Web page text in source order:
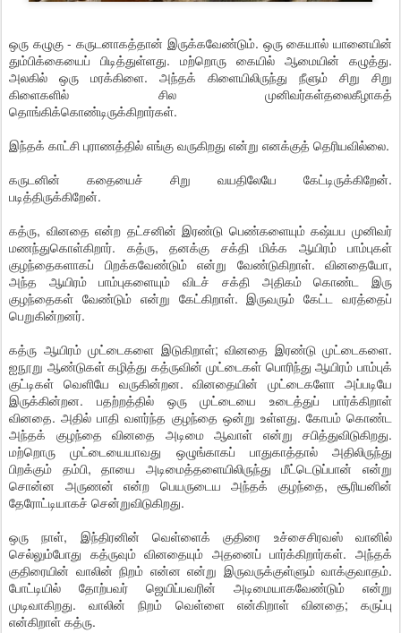
ஒரு கழுகு - கருடனாகத்தான் இருக்கவேண்டும். ஒரு கையால் யானையின்
தும்பிக்கையைப் பிடித்துள்ளது. மற்றொரு கையில் ஆமையின் கழுத்து.
அலகில் ஒரு மரக்கிளை. அந்தக் கிளையிலிருந்து நீளும் சிறு சிறு
கிளைகளில் சில முனிவர்கள்தலைகீழாகத்
தொங்கிக்கொண்டிருக்கிறார்கள்.
இந்தக் காட்சி புராணத்தில் எங்கு வருகிறது என்று எனக்குத் தெரியவில்லை.
கருடனின் கதையைச் சிறு வயதிலேயே கேட்டிருக்கிறேன்.
படித்திருக்கிறேன்.
கத்ரு, வினதை என்ற தட்சனின் இரண்டு பெண்களையும் கஷ்யப முனிவர்
மணந்துகொள்கிறார். கத்ரு, தனக்கு சக்தி மிக்க ஆயிரம் பாம்புகள்
குழந்தைகளாகப் பிறக்கவேண்டும் என்று வேண்டுகிறாள். வினதையோ,
அந்த ஆயிரம் பாம்புகளையும் விடச் சக்தி அதிகம் கொண்ட இரு
குழந்தைகள் வேண்டும் என்று கேட்கிறாள். இருவரும் கேட்ட வரத்தைப்
பெறுகின்றனர்.
கத்ரு ஆயிரம் முட்டைகளை இடுகிறாள்; வினதை இரண்டு முட்டைகளை.
ஐநூறு ஆண்டுகள் கழித்து கத்ருவின் முட்டைகள் பொரிந்து ஆயிரம் பாம்புக்
குட்டிகள் வெளியே வருகின்றன. வினதையின் முட்டைகளோ அப்படியே
இருக்கின்றன. பதற்றத்தில் ஒரு முட்டையை உடைத்துப் பார்க்கிறாள்
வினதை. அதில் பாதி வளர்ந்த குழந்தை ஒன்று உள்ளது. கோபம் கொண்ட
அந்தக் குழந்தை வினதை அடிமை ஆவாள் என்று சபித்துவிடுகிறது.
மற்றொரு முட்டையையாவது ஒழுங்காகப் பாதுகாத்தால் அதிலிருந்து
பிறக்கும் தம்பி, தாயை அடிமைத்தளையிலிருந்து மீட்டெடுப்பான் என்று
சொன்ன அருணன் என்ற பெயருடைய அந்தக் குழந்தை, சூரியனின்
தேரோட்டியாகச் சென்றுவிடுகிறது.
ஒரு நாள், இந்திரனின் வெள்ளைக் குதிரை உச்சைசிரவஸ் வானில்
செல்லும்போது கத்ருவும் வினதையும் அதனைப் பார்க்கிறார்கள். அந்தக்
குதிரையின் வாலின் நிறம் என்ன என்று இருவருக்குள்ளும் வாக்குவாதம்.
போட்டியில் தோற்பவர் ஜெயிப்பவரின் அடிமையாகவேண்டும் என்று
முடிவாகிறது. வாலின் நிறம் வெள்ளை என்கிறாள் வினதை; கருப்பு
என்கிறாள் கத்ரு.